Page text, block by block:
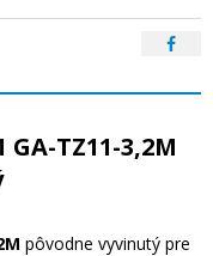
TZ11-3,2M
pôvodne vyvinutý pre